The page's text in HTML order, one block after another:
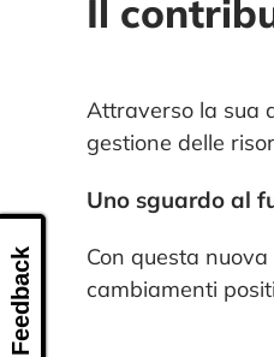
Il
Attraverso la sua
gestione delle
Uno sguardo al
Con questa
cambiamenti
Feedback